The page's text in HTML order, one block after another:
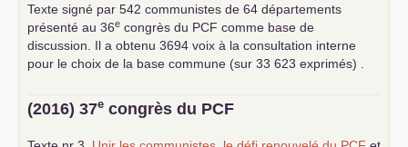
Texte signé par 542 communistes de 64 départements
présenté au 36e congrès du PCF comme base de
discussion. Il a obtenu 3694 voix à la consultation interne
pour le choix de la base commune (sur 33 623 exprimés) .
(2016) 37e congrès du PCF